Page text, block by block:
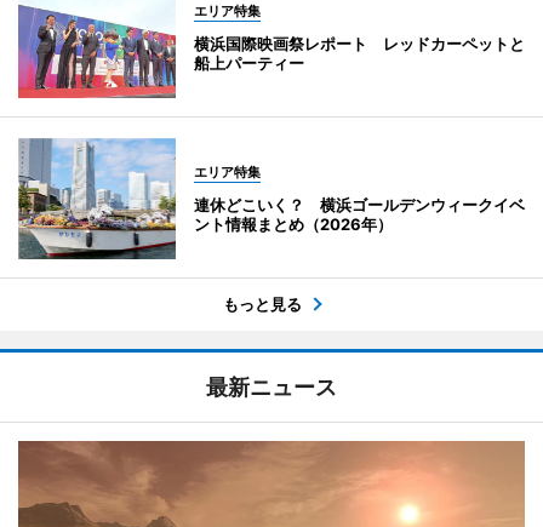
エリア特集
横浜国際映画祭レポート レッドカーペットと
船上パーティー
エリア特集
連休どこいく？ 横浜ゴールデンウィークイベ
ント情報まとめ（2026年）
もっと見る
最新ニュース